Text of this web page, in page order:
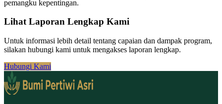
pemangku kepentingan.
Lihat Laporan Lengkap Kami
Untuk informasi lebih detail tentang capaian dan dampak program,
silakan hubungi kami untuk mengakses laporan lengkap.
Hubungi Kami